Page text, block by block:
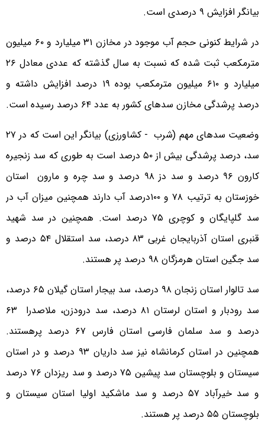
بیانگر افزایش ۹ درصدی است.
در شرایط کنونی حجم آب موجود در مخازن ۳۱ میلیارد و ۶۰ میلیون
مترمکعب ثبت شده که نسبت به سال گذشته که عددی معادل ۲۶
میلیارد و ۶۱۰ میلیون مترمکعب بوده ۱۹ درصد افزایش داشته و
درصد پرشدگی مخازن سدهای کشور به عدد ۶۴ درصد رسیده است.
وضعیت سدهای مهم (شرب - کشاورزی) بیانگر این است که در ۲۷
سد، درصد پرشدگی بیش از ۵۰ درصد است به طوری که سد زنجیره
کارون ۹۶ درصد و سد دز ۹۸ درصد و سد چره و مارون استان
خوزستان به ترتیب ۷۸ و ۱۰۰درصد آب دارند همچنین میزان آب در
سد گلپایگان و کوچری ۷۵ درصد است. همچنین در سد شهید
قنبری استان آذربایجان غربی ۸۳ درصد، سد استقلال ۵۴ درصد و
سد جگین استان هرمزگان ۹۸ درصد پر هستند.
سد تالوار استان زنجان ۹۸ درصد، سد بیجار استان گیلان ۶۵ درصد،
سد رودبار و استان لرستان ۸۱ درصد، سد درودزن، ملاصدرا ۶۳
درصد و سد سلمان فارسی استان فارس ۶۷ درصد پرهستند.
همچنین در استان کرمانشاه نیز سد داریان ۹۳ درصد و در استان
سیستان و بلوچستان سد پیشین ۷۵ درصد و سد ریزدان ۷۶ درصد
و سد خیرآباد ۵۷ درصد و سد ماشکید اولیا استان سیستان و
بلوچستان ۵۵ درصد پر هستند.